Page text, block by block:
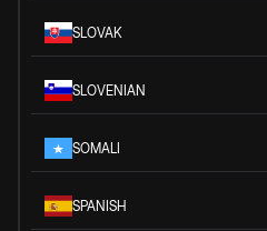
SLOVAK
SLOVENIAN
SOMALI
SPANISH